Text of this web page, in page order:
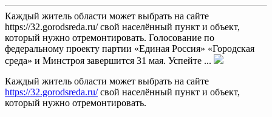
Каждый житель области может выбрать на сайте
https://32.gorodsreda.ru/ свой населённый пункт и объект,
который нужно отремонтировать. Голосование по
федеральному проекту партии «Единая Россия» «Городская
среда» и Минстроя завершится 31 мая. Успейте ...
Каждый житель области может выбрать на сайте
https://32.gorodsreda.ru/свой населённый пункт и объект,
который нужно отремонтировать.